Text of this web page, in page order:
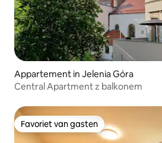
Appartement in Jelenia Góra
Central Apartment z balkonem
Favoriet van gasten
Favoriet van gasten